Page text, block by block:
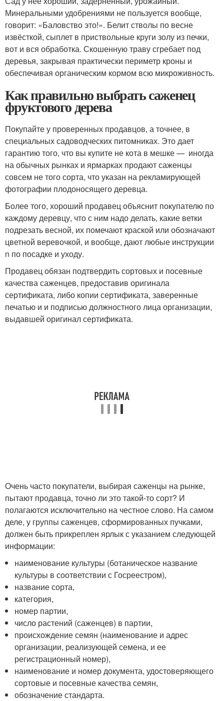
Минеральными удобрениями не пользуется вообще,
говорит: «Баловство это!». Белит стволы по весне
извёсткой, сыплет в приствольные круги золу из печки,
вот и вся обработка. Скошенную траву сгребает под
деревья, закрывая практически периметр кроны и
обеспечивая органическим кормом всю микроживность.
Как правильно выбрать саженец
фруктового дерева
Покупайте у проверенных продавцов, а точнее, в
специальных садоводческих питомниках. Это дает
гарантию того, что вы купите не кота в мешке — иногда
на обычных рынках и ярмарках продают саженцы
совсем не того сорта, что указан на рекламирующей
фотографии плодоносящего деревца.
Более того, хороший продавец объяснит покупателю по
каждому деревцу, что с ним надо делать, какие ветки
подрезать весной, их помечают краской или обозначают
цветной веревочкой, и вообще, дают любые инструкции
n по посадке и уходу.
Продавец обязан подтвердить сортовых и посевные
качества саженцев, предоставив оригинала
сертификата, либо копии сертификата, заверенные
печатью и и подписью должностного лица организации,
выдавшей оригинал сертификата.
Очень часто покупатели, выбирая саженцы на рынке,
пытают продавца, точно ли это такой-то сорт? И
полагаются исключительно на честное слово. На самом
деле, у группы саженцев, сформированных пучками,
должен быть прикреплен ярлык с указанием следующей
информации:
наименование культуры (ботаническое название
культуры в соответствии с Госреестром),
название сорта,
категория,
номер партии,
число растений (саженцев) в партии,
происхождение семян (наименование и адрес
организации, реализующей семена, и ее
регистрационный номер),
наименование и номер документа, удостоверяющего
сортовые и посевные качества семян,
обозначение стандарта.